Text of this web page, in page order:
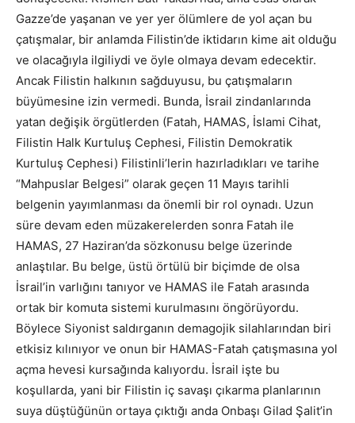
Gazze’de yaşanan ve yer yer ölümlere de yol açan bu
çatışmalar, bir anlamda Filistin’de iktidarın kime ait olduğu
ve olacağıyla ilgiliydi ve öyle olmaya devam edecektir.
Ancak Filistin halkının sağduyusu, bu çatışmaların
büyümesine izin vermedi. Bunda, İsrail zindanlarında
yatan değişik örgütlerden (Fatah, HAMAS, İslami Cihat,
Filistin Halk Kurtuluş Cephesi, Filistin Demokratik
Kurtuluş Cephesi) Filistinli’lerin hazırladıkları ve tarihe
“Mahpuslar Belgesi” olarak geçen 11 Mayıs tarihli
belgenin yayımlanması da önemli bir rol oynadı. Uzun
süre devam eden müzakerelerden sonra Fatah ile
HAMAS, 27 Haziran’da sözkonusu belge üzerinde
anlaştılar. Bu belge, üstü örtülü bir biçimde de olsa
İsrail’in varlığını tanıyor ve HAMAS ile Fatah arasında
ortak bir komuta sistemi kurulmasını öngörüyordu.
Böylece Siyonist saldırganın demagojik silahlarından biri
etkisiz kılınıyor ve onun bir HAMAS-Fatah çatışmasına yol
açma hevesi kursağında kalıyordu. İsrail işte bu
koşullarda, yani bir Filistin iç savaşı çıkarma planlarının
suya düştüğünün ortaya çıktığı anda Onbaşı Gilad Şalit’in